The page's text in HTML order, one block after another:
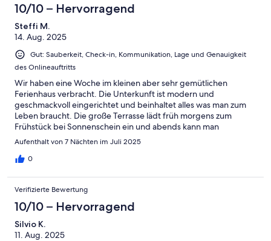
10/10 – Hervorragend
Steffi M.
14. Aug. 2025
Gut: Sauberkeit, Check-in, Kommunikation, Lage und Genauigkeit
des Onlineauftritts
Wir haben eine Woche im kleinen aber sehr gemütlichen
Ferienhaus verbracht. Die Unterkunft ist modern und
geschmackvoll eingerichtet und beinhaltet alles was man zum
Leben braucht. Die große Terrasse lädt früh morgens zum
Frühstück bei Sonnenschein ein und abends kann man
gemütlich den Tag ausklingen lassen. Selbst bei Regen sitzt man
großzügigen Gartenbereich kann man gut die Seele baumeln
Strandbad sind in 10 Minuten mit dem Auto zu erreichen. Vom
ca. 15 km entfernten Bernau aus kann man mit der S- Bahn
bequem in 15 Minuten im Großstadtgetümmel von Berlin
untertauchen. Die Kommunikation mit den Vermietern war sehr
freundlich und unkompliziert. Wir kommen gerne wieder.
Aufenthalt von 7 Nächten im Juli 2025
0
Verifizierte Bewertung
10/10 – Hervorragend
Silvio K.
11. Aug. 2025